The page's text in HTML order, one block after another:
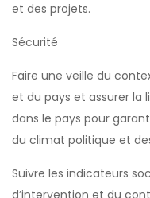
et des projets.
Sécurité
Faire une veille du
et du pays et assurer la
dans le pays pour
du climat politique et
Suivre les indicateurs
d’intervention et du